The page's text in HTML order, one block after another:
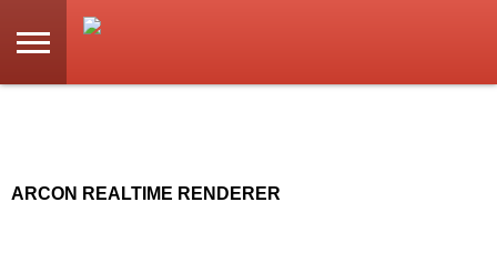
ARCON REALTIME RENDERER